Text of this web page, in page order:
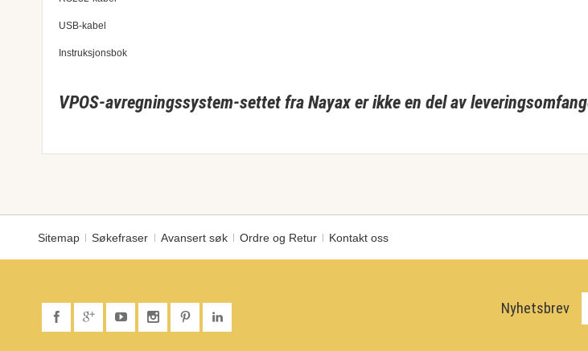
USB-kabel
Instruksjonsbok
VPOS-avregningssystem-settet fra Nayax er ikke en del av
Sitemap Søkefraser Avansert søk Ordre og Retur Kontakt oss
Nyhetsbrev